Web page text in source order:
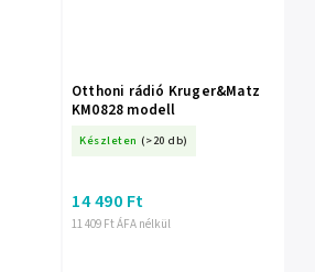
Otthoni rádió Kruger&Matz
KM0828 modell
Készleten (>20 db)
11 409 Ft ÁFA nélkül
14 490 Ft